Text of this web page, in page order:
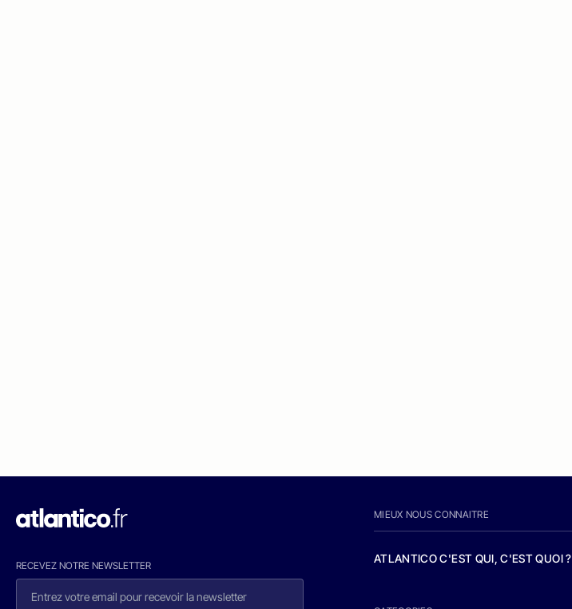
RECEVEZ NOTRE NEWSLETTER
MIEUX NOUS CONNAITRE
ATLANTICO C'EST QUI, C'EST QUOI ?